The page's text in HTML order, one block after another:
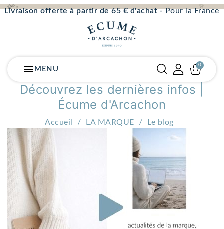
Livraison offerte à partir de 65 € d'achat -Pour la France
menu MENU
Découvrez les dernières infos |
Écume d'Arcachon
Accueil LA MARQUE Le blog